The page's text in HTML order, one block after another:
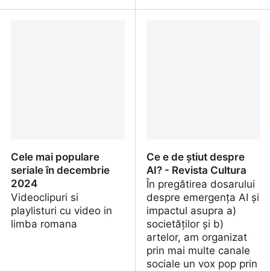
Cele mai populare
seriale în decembrie
2024
Videoclipuri si
playlisturi cu video in
limba romana
Ce e de știut despre
AI? - Revista Cultura
În pregătirea dosarului
despre emergența AI și
impactul asupra a)
societăților și b)
artelor, am organizat
prin mai multe canale
sociale un vox pop prin